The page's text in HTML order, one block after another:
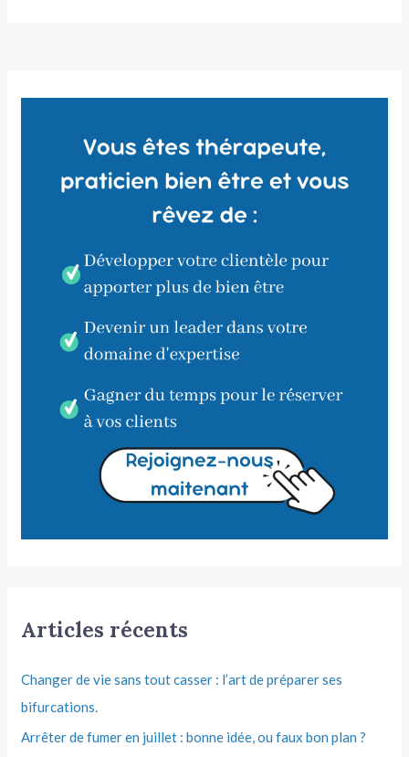
Articles récents
Changer de vie sans tout casser : l’art de préparer ses
bifurcations.
Arrêter de fumer en juillet : bonne idée, ou faux bon plan ?